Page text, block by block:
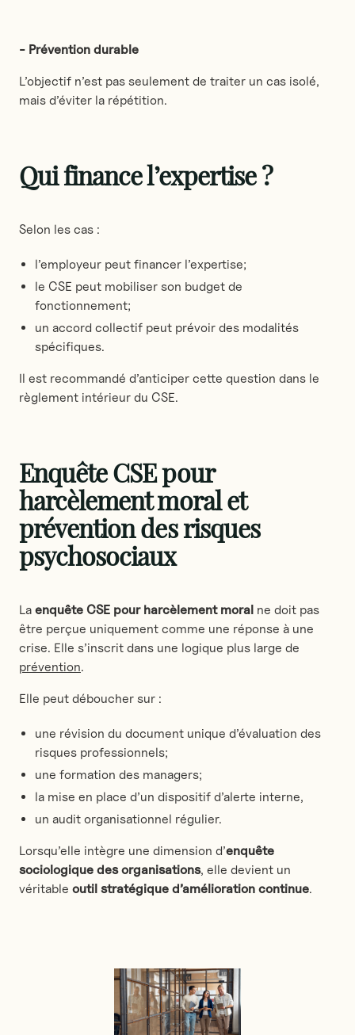
- Prévention durable
L’objectif n’est pas seulement de traiter un cas isolé,
mais d’éviter la répétition.
Qui finance l’expertise ?
Selon les cas :
l’employeur peut financer l’expertise;
le CSE peut mobiliser son budget de
fonctionnement;
un accord collectif peut prévoir des modalités
spécifiques.
Il est recommandé d’anticiper cette question dans le
règlement intérieur du CSE.
Enquête CSE pour
harcèlement moral et
prévention des risques
psychosociaux
La enquête CSE pour harcèlement moral ne doit pas
être perçue uniquement comme une réponse à une
crise. Elle s’inscrit dans une logique plus large de
prévention.
Elle peut déboucher sur :
une révision du document unique d’évaluation des
risques professionnels;
une formation des managers;
la mise en place d’un dispositif d’alerte interne,
un audit organisationnel régulier.
Lorsqu’elle intègre une dimension d’enquête
sociologique des organisations, elle devient un
véritable outil stratégique d’amélioration continue.